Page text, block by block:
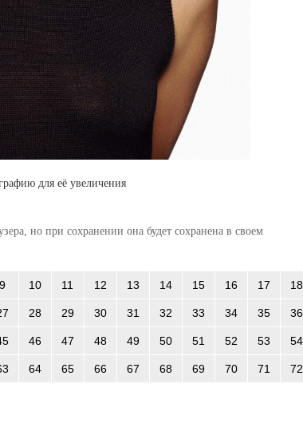
для её увеличения
но при сохранении она будет сохранена в своем
9 10 11 12 13 14 15 16 17 18
28 29 30 31 32 33 34 35 36
46 47 48 49 50 51 52 53 54
64 65 66 67 68 69 70 71 72